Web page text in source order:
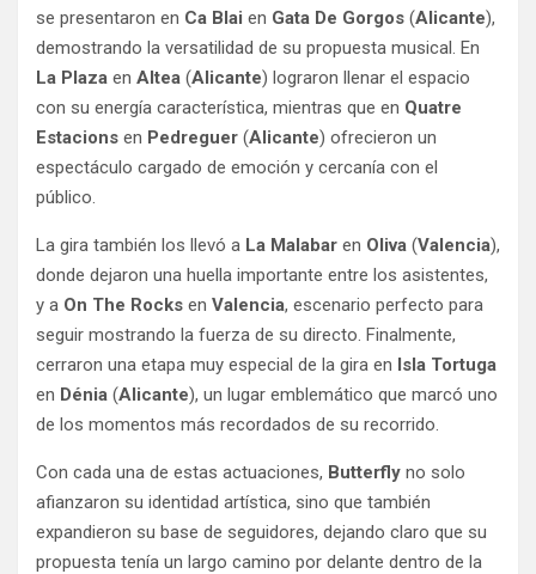
se presentaron en Ca Blai en Gata De Gorgos (Alicante),
demostrando la versatilidad de su propuesta musical. En
La Plaza en Altea (Alicante) lograron llenar el espacio
con su energía característica, mientras que en Quatre
Estacions en Pedreguer (Alicante) ofrecieron un
espectáculo cargado de emoción y cercanía con el
público.
La gira también los llevó a La Malabar en Oliva (Valencia),
donde dejaron una huella importante entre los asistentes,
y a On The Rocks en Valencia, escenario perfecto para
seguir mostrando la fuerza de su directo. Finalmente,
cerraron una etapa muy especial de la gira en Isla Tortuga
en Dénia (Alicante), un lugar emblemático que marcó uno
de los momentos más recordados de su recorrido.
Con cada una de estas actuaciones, Butterfly no solo
afianzaron su identidad artística, sino que también
expandieron su base de seguidores, dejando claro que su
propuesta tenía un largo camino por delante dentro de la